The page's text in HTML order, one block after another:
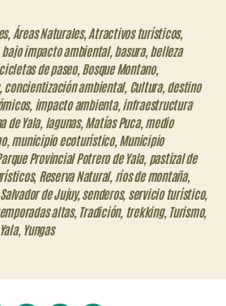
, Áreas Naturales, Atractivos turísticos,
bajo impacto ambiental, basura, belleza
de paseo, Bosque Montano,
concientización ambiental, Cultura, destino
, impacto ambienta, infraestructura
de Yala, lagunas, Matías Puca, medio
, municipio ecoturístico, Municipio
Provincial Potrero de Yala, pastizal de
, Reserva Natural, ríos de montaña,
de Jujuy,senderos, servicio turístico,
altas, Tradición, trekking, Turismo,
Yala, Yungas